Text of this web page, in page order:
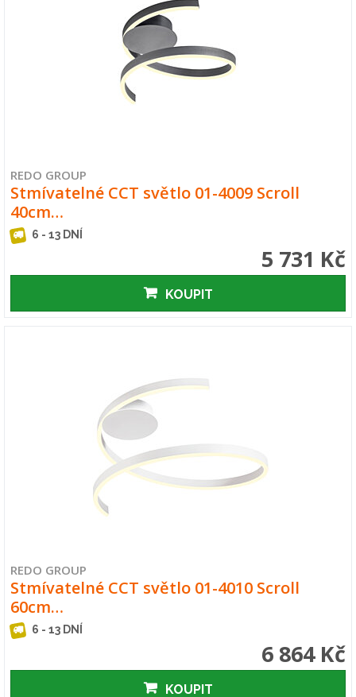
REDO GROUP
Stmívatelné CCT světlo 01-4009 Scroll
40cm…
6 - 13 DNÍ
5 731 Kč
KOUPIT
REDO GROUP
Stmívatelné CCT světlo 01-4010 Scroll
60cm…
6 - 13 DNÍ
6 864 Kč
KOUPIT